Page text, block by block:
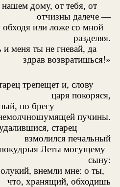
нашем дому, от тебя, от
отчизны далече —
обходя или ложе со мной
разделяя.
меня ты не гневай, да
здрав возвратишься!»
трепещет и, слову
царя покоряся,
по брегу
пучины.
старец
взмолился печальный
Леты могущему
сыну:
внемли мне: о ты,
что, хранящий, обходишь